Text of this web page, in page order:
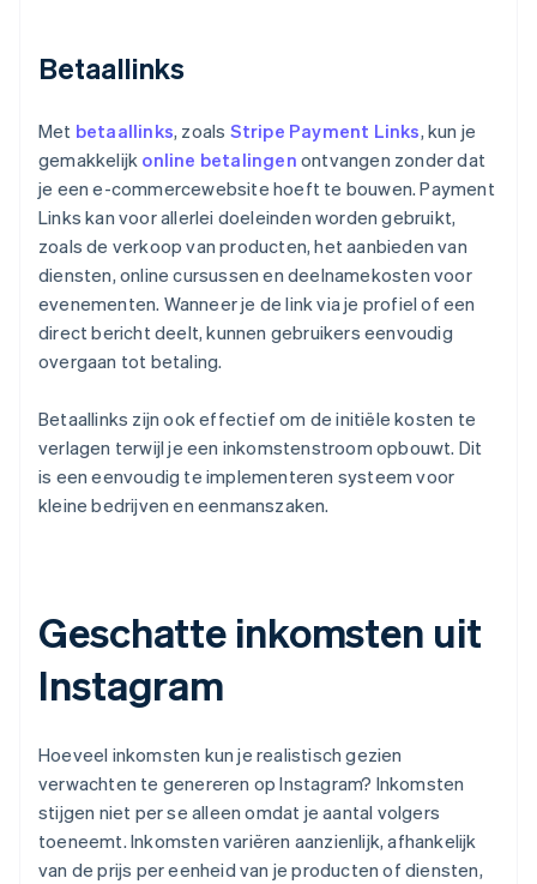
Betaallinks
Met betaallinks, zoals Stripe Payment Links, kun je
gemakkelijk online betalingenontvangen zonder dat
je een e-commercewebsite hoeft te bouwen. Payment
Links kan voor allerlei doeleinden worden gebruikt,
zoals de verkoop van producten, het aanbieden van
diensten, online cursussen en deelnamekosten voor
evenementen. Wanneer je de link via je profiel of een
direct bericht deelt, kunnen gebruikers eenvoudig
overgaan tot betaling.
Betaallinks zijn ook effectief om de initiële kosten te
verlagen terwijl je een inkomstenstroom opbouwt. Dit
is een eenvoudig te implementeren systeem voor
kleine bedrijven en eenmanszaken.
Geschatte inkomsten uit
Instagram
Hoeveel inkomsten kun je realistisch gezien
verwachten te genereren op Instagram? Inkomsten
stijgen niet per se alleen omdat je aantal volgers
toeneemt. Inkomsten variëren aanzienlijk, afhankelijk
van de prijs per eenheid van je producten of diensten,